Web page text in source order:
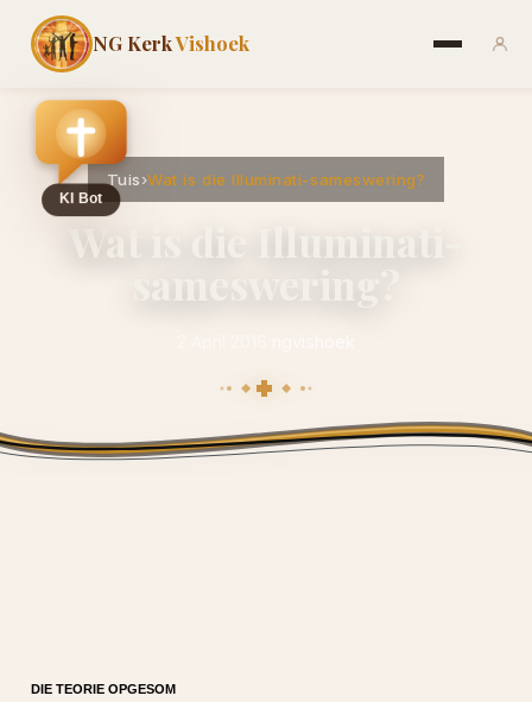
NG KerkVishoek
Tuis›Wat is die Illuminati-sameswering?
DIE TEORIE OPGESOM